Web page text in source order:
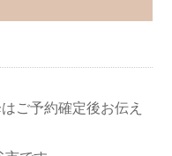
ご予約確定後お伝え